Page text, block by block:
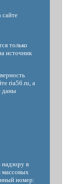
сайте
только
источник
ria56.ru, а
даны
в
массовых
номер: